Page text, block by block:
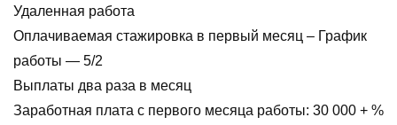
Удаленная работа
Оплачиваемая стажировка в первый месяц – График
работы — 5/2
Выплаты два раза в месяц
Заработная плата с первого месяца работы: 30 000 + %